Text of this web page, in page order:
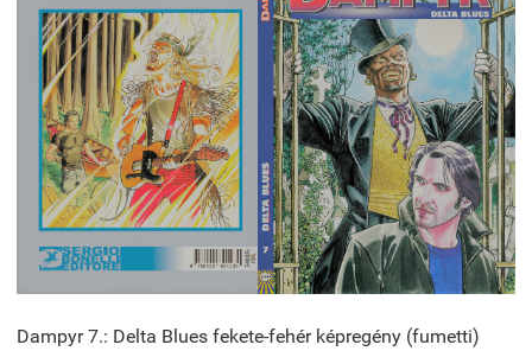
Dampyr 7.: Delta Blues fekete-fehér képregény (fumetti)